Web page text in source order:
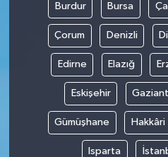
Burdur Bursa
Çorum Denizli
Edirne Elazığ
Eskişehir
Gümüşhane Hakkâri
Isparta